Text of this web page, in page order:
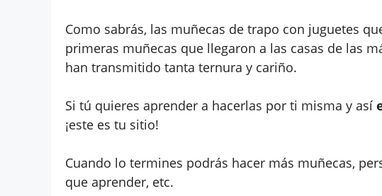
Como sabrás, las muñecas de trapo con juguetes
primeras muñecas que llegaron a las casas de las
han transmitido tanta ternura y cariño.
Si tú quieres aprender a hacerlas por ti misma y así
¡este es tu sitio!
Cuando lo termines podrás hacer más muñecas,
que aprender, etc.